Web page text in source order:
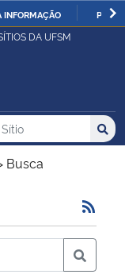
INFORMAÇÃO
DA UFSM
no Sítio
Busca